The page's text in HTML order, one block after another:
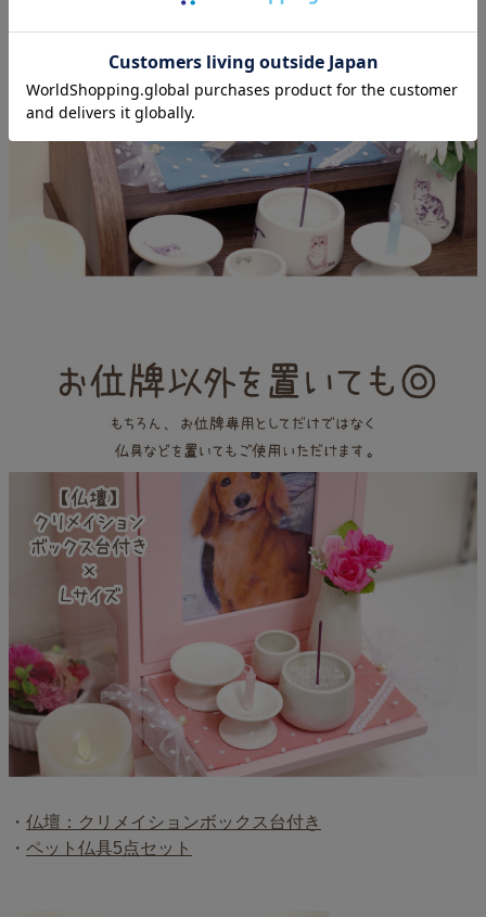
・ 仏壇：クリメイションボックス台付き
・ ペット仏具5点セット